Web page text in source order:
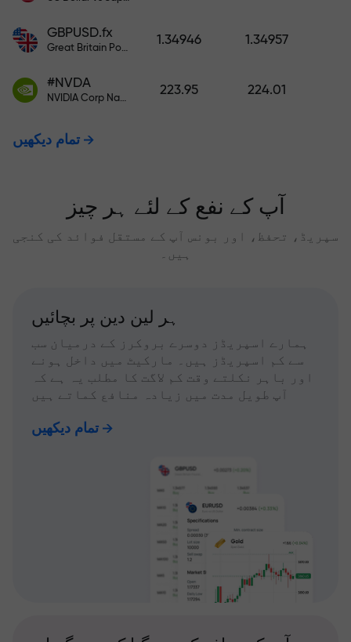
GBPUSD.fx
Great Britain Pound vs US Dollar
1.34946 1.34957
#NVDA
NVIDIA Corp Nasdaq Stock Exchange (Nasdaq) USD
223.95 224.01
تمام دیکھیں
آپ کے نفع کے لئے ہر چیز
سپریڈ، تحفظ، اور بونس آپ کے مستقل فوائد کی کنجی
ہیں۔
ہر لین دین پر بچائیں
ہمارے اسپریڈز دوسرے بروکرز کے درمیان سب
سے کم اسپریڈز ہیں۔ مارکیٹ میں داخل ہونے
اور باہر نکلتے وقت کم لاگت کا مطلب یہ ہے کہ
آپ طویل مدت میں زیادہ منافع کماتے ہیں
تمام دیکھیں